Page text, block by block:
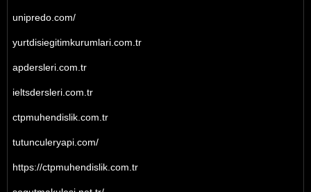
unipredo.com/
yurtdisiegitimkurumlari.com.tr
apdersleri.com.tr
ieltsdersleri.com.tr
ctpmuhendislik.com.tr
tutunculeryapi.com/
https://ctpmuhendislik.com.tr